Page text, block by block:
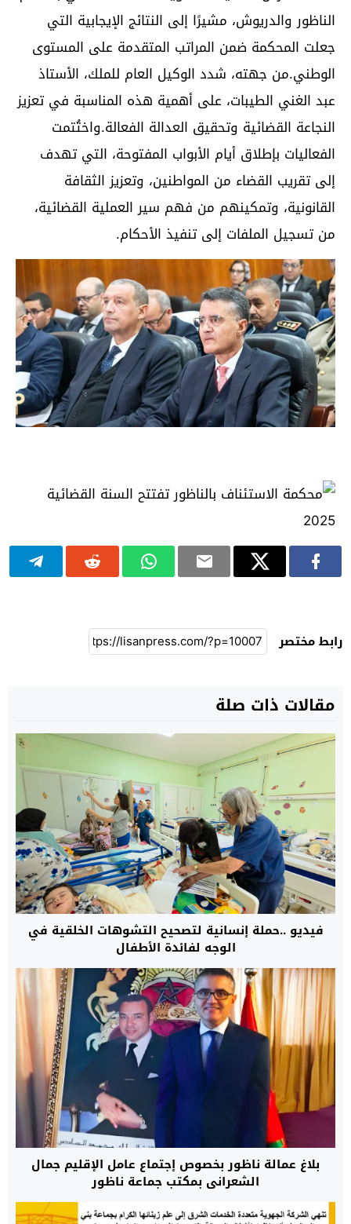
الناظور والدريوش، مشيرًا إلى النتائج الإيجابية التي
جعلت المحكمة ضمن المراتب المتقدمة على المستوى
الوطني.من جهته، شدد الوكيل العام للملك، الأستاذ
عبد الغني الطيبات، على أهمية هذه المناسبة في تعزيز
النجاعة القضائية وتحقيق العدالة الفعالة.واختُتمت
الفعاليات بإطلاق أيام الأبواب المفتوحة، التي تهدف
إلى تقريب القضاء من المواطنين، وتعزيز الثقافة
القانونية، وتمكينهم من فهم سير العملية القضائية،
من تسجيل الملفات إلى تنفيذ الأحكام.
رابط مختصر
مقالات ذات صلة
فيديو ..حملة إنسانية لتصحيح التشوهات الخلقية في
الوجه لفائدة الأطفال
بلاغ عمالة ناظور بخصوص إجتماع عامل الإقليم جمال
الشعراني بمكتب جماعة ناظور